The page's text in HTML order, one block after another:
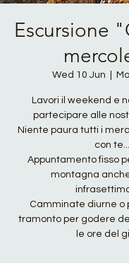
Escursione
Wed 10 Jun
Lavori il weekend e
partecipare alle
Niente paura tutti i
con
Appuntamento fisso
montagna
Camminate diurne o
tramonto per godere
le ore del